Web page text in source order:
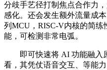
分歧手艺径打制焦点合作力
感化。还会发生额外流量成
列MCU，RISC-V内核的简
能，可检测非常电弧。
即可快速将 AI 功能融入
看，其凭仗语音交互、等能